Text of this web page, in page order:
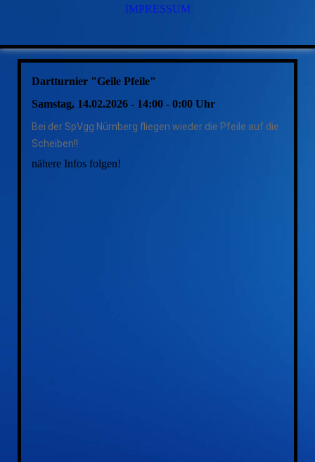
IMPRESSUM
Dartturnier "Geile Pfeile"
Samstag, 14.02.2026 - 14:00 - 0:00 Uhr
Bei der SpVgg Nürnberg fliegen wieder die Pfeile auf die
Scheiben!!
nähere Infos folgen!